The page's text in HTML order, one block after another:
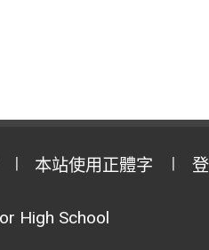
本站使用正體字
High School